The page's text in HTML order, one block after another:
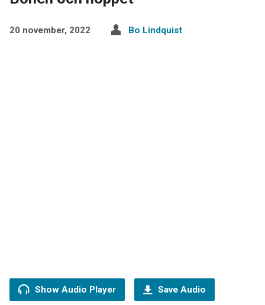
20 november, 2022 Bo Lindquist
Show Audio Player Save Audio